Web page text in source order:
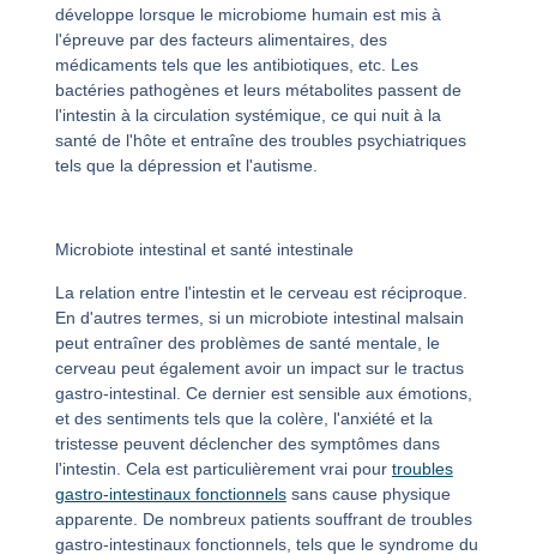
développe lorsque le microbiome humain est mis à
l'épreuve par des facteurs alimentaires, des
médicaments tels que les antibiotiques, etc. Les
bactéries pathogènes et leurs métabolites passent de
l'intestin à la circulation systémique, ce qui nuit à la
santé de l'hôte et entraîne des troubles psychiatriques
tels que la dépression et l'autisme.
Microbiote intestinal et santé intestinale
La relation entre l'intestin et le cerveau est réciproque.
En d'autres termes, si un microbiote intestinal malsain
peut entraîner des problèmes de santé mentale, le
cerveau peut également avoir un impact sur le tractus
gastro-intestinal. Ce dernier est sensible aux émotions,
et des sentiments tels que la colère, l'anxiété et la
tristesse peuvent déclencher des symptômes dans
l'intestin. Cela est particulièrement vrai pour troubles
gastro-intestinaux fonctionnelssans cause physique
apparente. De nombreux patients souffrant de troubles
gastro-intestinaux fonctionnels, tels que le syndrome du